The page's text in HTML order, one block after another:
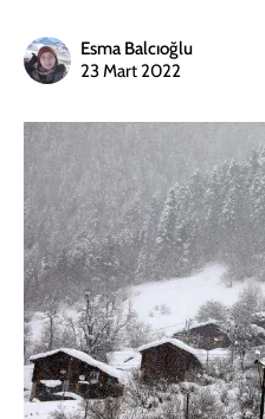
Esma Balcıoğlu
23 Mart 2022